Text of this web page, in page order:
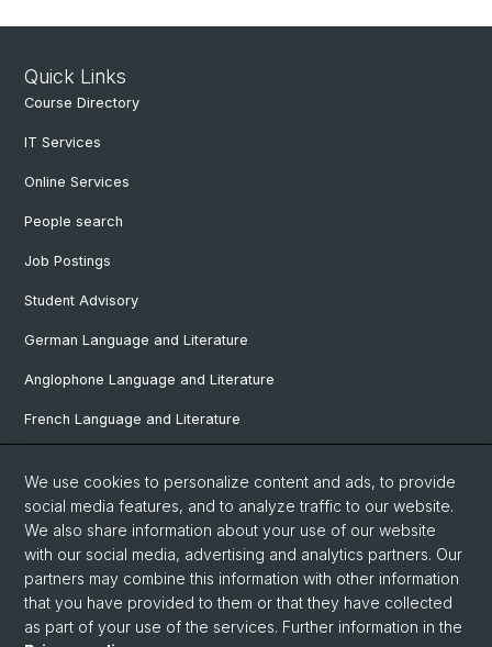
Quick Links
Course Directory
IT Services
Online Services
People search
Job Postings
Student Advisory
German Language and Literature
Anglophone Language and Literature
French Language and Literature
Italian Language and Literature
Nordic Studies
Eastern European Studies
We use cookies to personalize content and ads, to provide
social media features, and to analyze traffic to our website.
We also share information about your use of our website
with our social media, advertising and analytics partners. Our
partners may combine this information with other information
that you have provided to them or that they have collected
as part of your use of the services. Further information in the